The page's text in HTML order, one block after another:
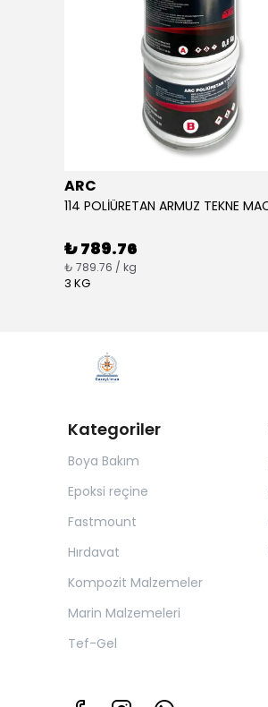
ARC
₺ 789.76
₺ 789.76 / kg
3 KG
Kategoriler
Boya Bakım
Epoksi reçine
Fastmount
Hırdavat
Kompozit Malzemeler
Marin Malzemeleri
Tef-Gel